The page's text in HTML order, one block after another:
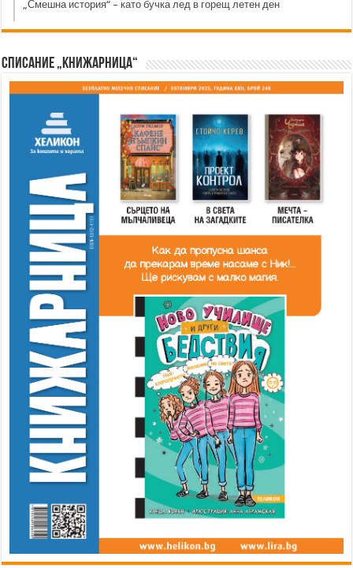
„Смешна история“ – като бучка лед в горещ летен ден
Списание „Книжарница“